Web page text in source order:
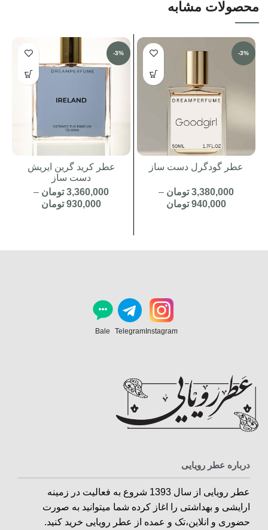
محصولات مشابه
-3%
عطر گودگرل دست ساز
3,380,000 تومان –
940,000 تومان
-3%
عطر کرید گرین ایریش
دست ساز
3,360,000 تومان –
930,000 تومان
Instagram
Telegram
Bale
درباره عطر رویایی
عطر رویایی از سال 1393 شروع به فعالیت در زمینه
ارایشی و بهداشتی را اغاز کرده شما میتوانید به صورت
حضوری و انلاین،تک و عمده از عطر رویایی خرید کنید.